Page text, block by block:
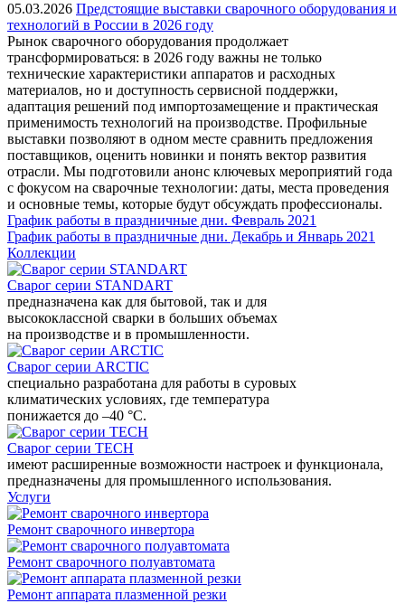
05.03.2026 Предстоящие выставки сварочного оборудования и
технологий в России в 2026 году
Рынок сварочного оборудования продолжает
трансформироваться: в 2026 году важны не только
технические характеристики аппаратов и расходных
материалов, но и доступность сервисной поддержки,
адаптация решений под импортозамещение и практическая
применимость технологий на производстве. Профильные
выставки позволяют в одном месте сравнить предложения
поставщиков, оценить новинки и понять вектор развития
отрасли. Мы подготовили анонс ключевых мероприятий года
с фокусом на сварочные технологии: даты, места проведения
и основные темы, которые будут обсуждать профессионалы.
График работы в праздничные дни. Февраль 2021
График работы в праздничные дни. Декабрь и Январь 2021
Коллекции
Сварог серии STANDART
предназначена как для бытовой, так и для
высококлассной сварки в больших объемах
на производстве и в промышленности.
Сварог серии ARCTIC
специально разработана для работы в суровых
климатических условиях, где температура
понижается до –40 °С.
Сварог серии TECH
имеют расширенные возможности настроек и функционала,
предназначены для промышленного использования.
Услуги
Ремонт сварочного инвертора
Ремонт сварочного полуавтомата
Ремонт аппарата плазменной резки